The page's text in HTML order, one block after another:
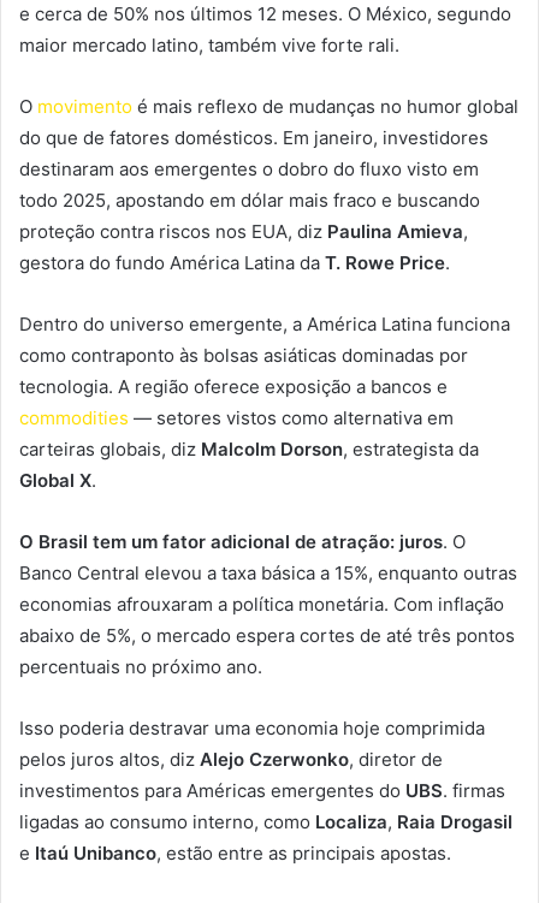
e cerca de 50% nos últimos 12 meses. O México, segundo
maior mercado latino, também vive forte rali.
O movimento é mais reflexo de mudanças no humor global
do que de fatores domésticos. Em janeiro, investidores
destinaram aos emergentes o dobro do fluxo visto em
todo 2025, apostando em dólar mais fraco e buscando
proteção contra riscos nos EUA, diz Paulina Amieva,
gestora do fundo América Latina da T. Rowe Price.
Dentro do universo emergente, a América Latina funciona
como contraponto às bolsas asiáticas dominadas por
tecnologia. A região oferece exposição a bancos e
commodities — setores vistos como alternativa em
carteiras globais, diz Malcolm Dorson, estrategista da
Global X.
O Brasil tem um fator adicional de atração: juros. O
Banco Central elevou a taxa básica a 15%, enquanto outras
economias afrouxaram a política monetária. Com inflação
abaixo de 5%, o mercado espera cortes de até três pontos
percentuais no próximo ano.
Isso poderia destravar uma economia hoje comprimida
pelos juros altos, diz Alejo Czerwonko, diretor de
investimentos para Américas emergentes do UBS. firmas
ligadas ao consumo interno, como Localiza, Raia Drogasil
e Itaú Unibanco, estão entre as principais apostas.